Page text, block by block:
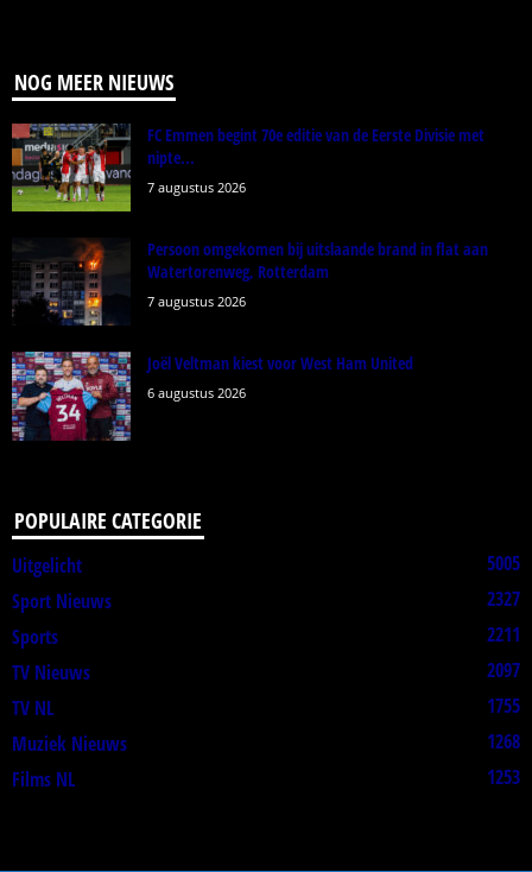
NOG MEER NIEUWS
FC Emmen begint 70e editie van de Eerste Divisie met
nipte...
7 augustus 2026
Persoon omgekomen bij uitslaande brand in flat aan
Watertorenweg, Rotterdam
7 augustus 2026
Joël Veltman kiest voor West Ham United
6 augustus 2026
POPULAIRE CATEGORIE
Uitgelicht
5005
Sport Nieuws
2327
Sports
2211
TV Nieuws
2097
TV NL
1755
Muziek Nieuws
1268
Films NL
1253